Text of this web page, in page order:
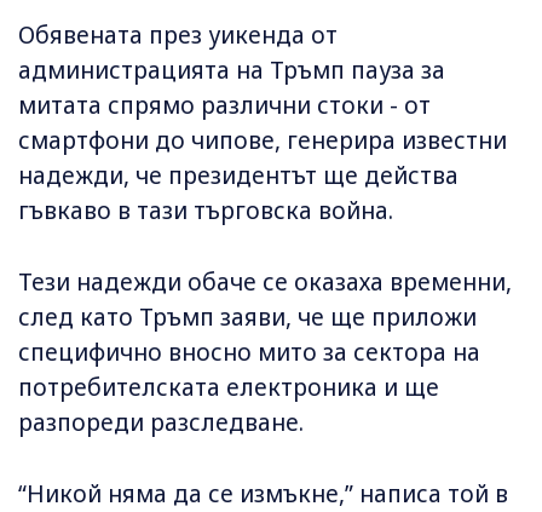
Обявената през уикенда от
администрацията на Тръмп пауза за
митата спрямо различни стоки - от
смартфони до чипове, генерира известни
надежди, че президентът ще действа
гъвкаво в тази търговска война.
Тези надежди обаче се оказаха временни,
след като Тръмп заяви, че ще приложи
специфично вносно мито за сектора на
потребителската електроника и ще
разпореди разследване.
“Никой няма да се измъкне,” написа той в